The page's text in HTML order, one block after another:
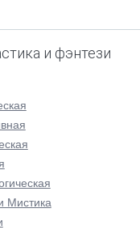
и фэнтези
Мистика